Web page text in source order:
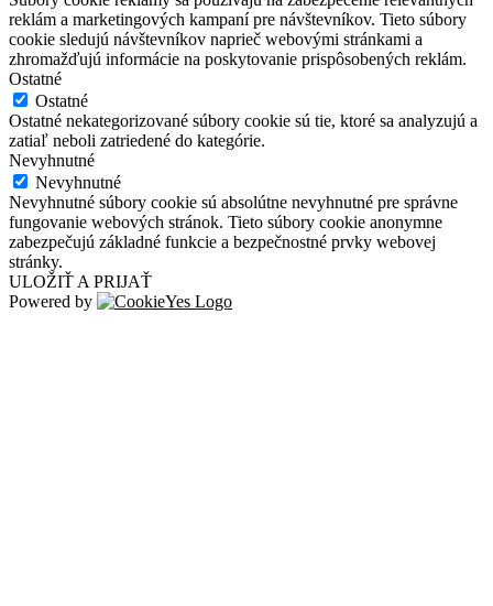
reklám a marketingových kampaní pre návštevníkov. Tieto súbory
cookie sledujú návštevníkov naprieč webovými stránkami a
zhromažďujú informácie na poskytovanie prispôsobených reklám.
Ostatné
Ostatné
Ostatné nekategorizované súbory cookie sú tie, ktoré sa analyzujú a
zatiaľ neboli zatriedené do kategórie.
Nevyhnutné
Nevyhnutné
Nevyhnutné súbory cookie sú absolútne nevyhnutné pre správne
fungovanie webových stránok. Tieto súbory cookie anonymne
zabezpečujú základné funkcie a bezpečnostné prvky webovej
stránky.
ULOŽIŤ A PRIJAŤ
Powered by